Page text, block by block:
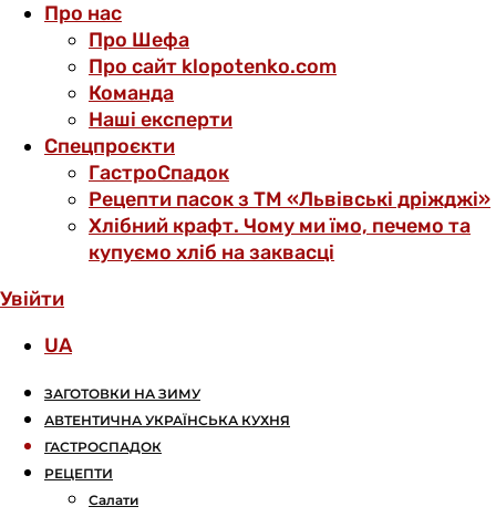
Про нас
Про Шефа
Про сайт klopotenko.com
Команда
Наші експерти
Спецпроєкти
ГастроСпадок
Рецепти пасок з ТМ «Львівські дріжджі»
Хлібний крафт. Чому ми їмо, печемо та
купуємо хліб на заквасці
Увійти
UA
ЗАГОТОВКИ НА ЗИМУ
АВТЕНТИЧНА УКРАЇНСЬКА КУХНЯ
ГАСТРОСПАДОК
РЕЦЕПТИ
Салати